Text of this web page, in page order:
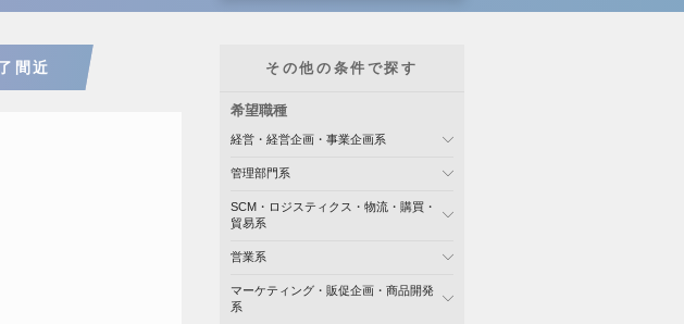
間近 その他の条件で探す
希望職種
経営・経営企画・事業企画系
管理部門系
SCM・ロジスティクス・物流・購買・
貿易系
営業系
マーケティング・販促企画・商品開発
系